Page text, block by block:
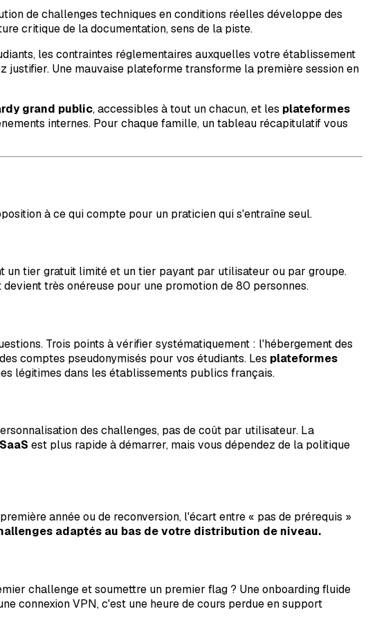
de challenges techniques en conditions réelles développe des
critique de la documentation, sens de la piste.
les contraintes réglementaires auxquelles votre établissement
Une mauvaise plateforme transforme la première session en
grand public, accessibles à tout un chacun, et les plateformes
internes. Pour chaque famille, un tableau récapitulatif vous
à ce qui compte pour un praticien qui s'entraîne seul.
tier gratuit limité et un tier payant par utilisateur ou par groupe.
très onéreuse pour une promotion de 80 personnes.
Trois points à vérifier systématiquement : l'hébergement des
comptes pseudonymisés pour vos étudiants. Les plateformes
légitimes dans les établissements publics français.
des challenges, pas de coût par utilisateur. La
SaaS est plus rapide à démarrer, mais vous dépendez de la politique
année ou de reconversion, l'écart entre « pas de prérequis »
adaptés au bas de votre distribution de niveau.
challenge et soumettre un premier flag ? Une onboarding fluide
connexion VPN, c'est une heure de cours perdue en support